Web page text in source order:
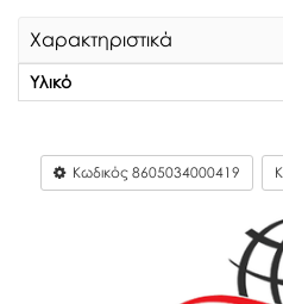
Χαρακτηριστικά
Υλικό
Κωδικός 8605034000419